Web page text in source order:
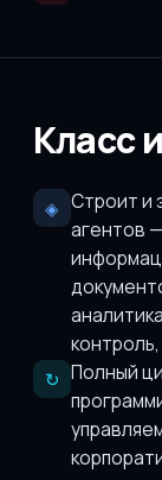
Класс
◈ Строит и
агентов
↻ Полный